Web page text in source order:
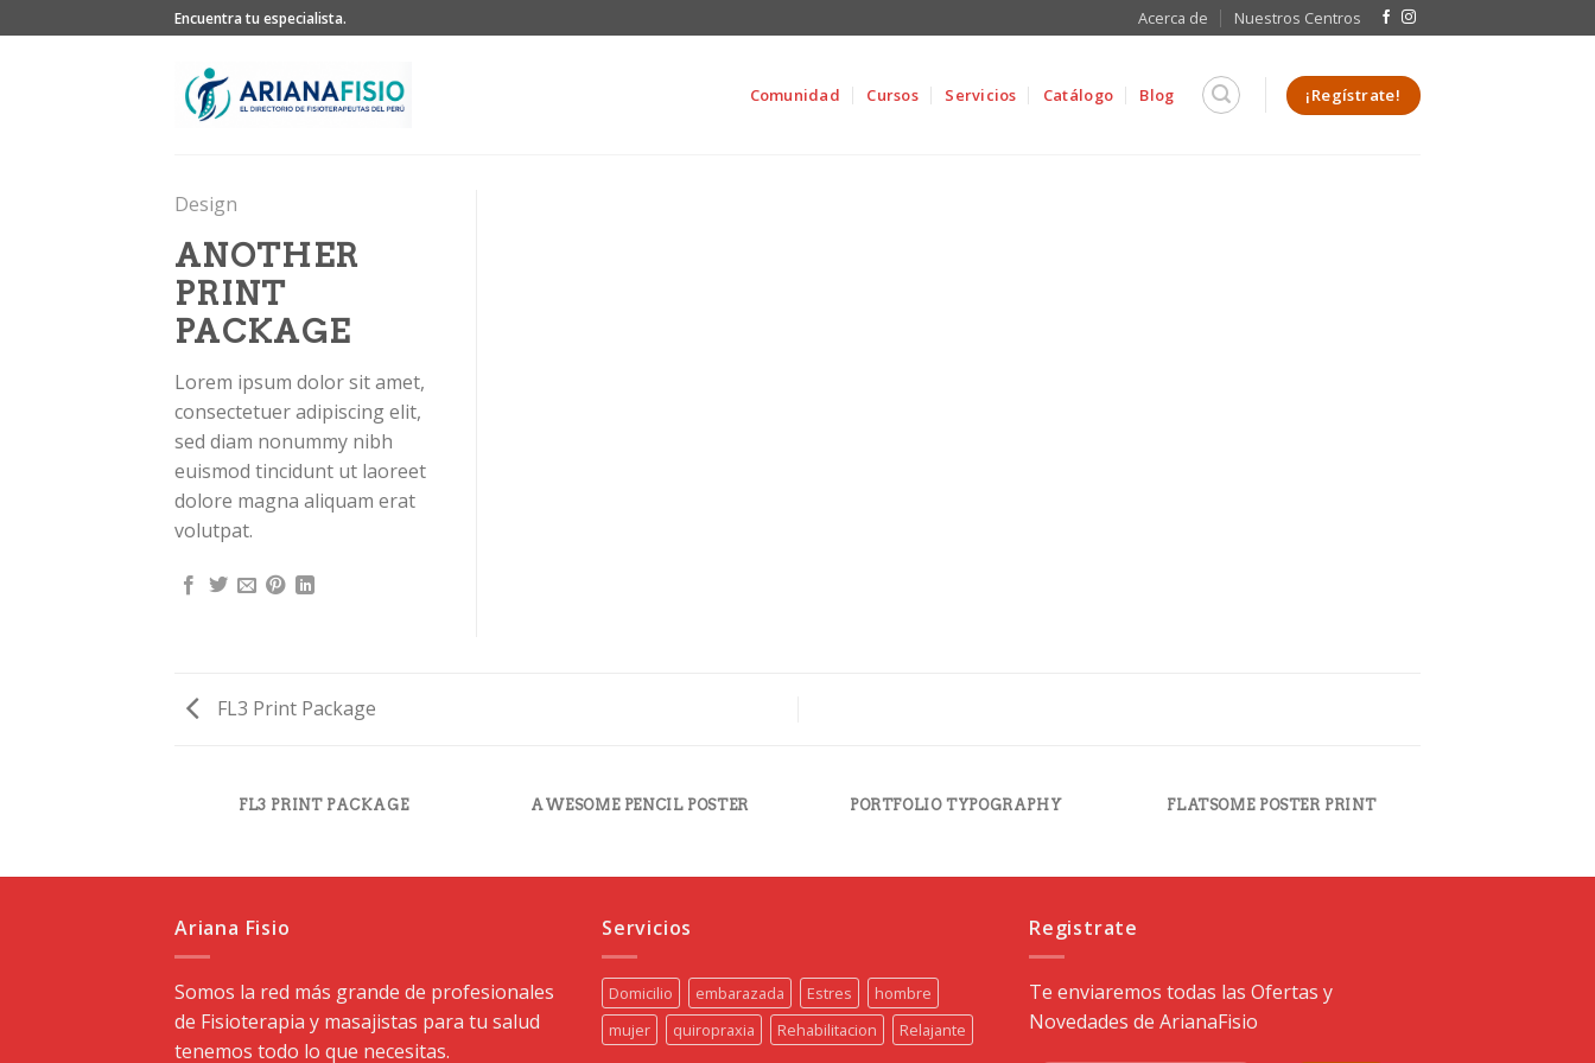
to
Encuentra tu especialista. Acerca de Nuestros Centros
Comunidad Cursos Servicios Catálogo Blog ¡Regístrate!
Design
ANOTHER
PRINT
PACKAGE
Lorem ipsum dolor sit amet,
consectetuer adipiscing elit,
sed diam nonummy nibh
euismod tincidunt ut laoreet
dolore magna aliquam erat
volutpat.
FL3 Print Package
FL3 PRINT PACKAGE AWESOME PENCIL POSTER PORTFOLIO TYPOGRAPHY FLATSOME POSTER PRINT
Ariana Fisio
Somos la red más grande de profesionales
de Fisioterapia y masajistas para tu salud
tenemos todo lo que necesitas.
Servicios
Domicilio embarazada Estres
hombre
mujer
quiropraxia Rehabilitacion Relajante
Registrate
Te enviaremos todas las Ofertas y
Novedades de ArianaFisio